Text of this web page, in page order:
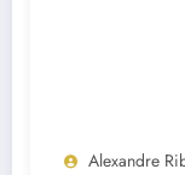
Alexandre